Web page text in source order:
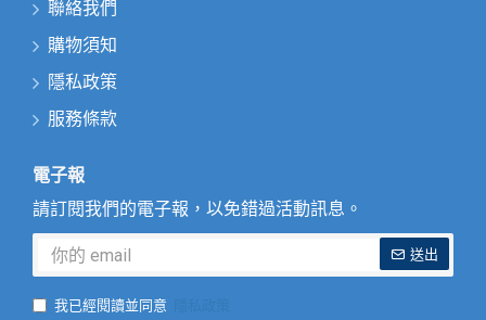
聯絡我們
購物須知
隱私政策
服務條款
電子報
請訂閱我們的電子報，以免錯過活動訊息。
送出
我已經閱讀並同意